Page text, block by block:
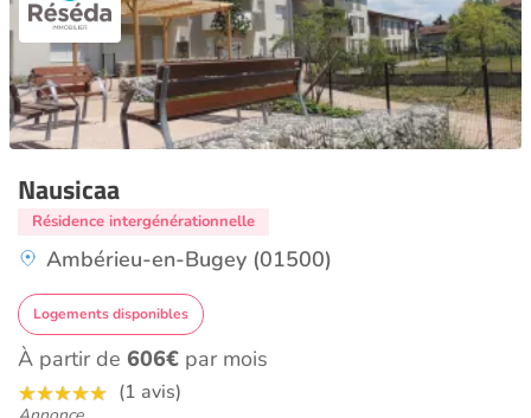
Nausicaa
Résidence intergénérationnelle
Ambérieu-en-Bugey (01500)
Logements disponibles
À partir de 606€ par mois
(1 avis)